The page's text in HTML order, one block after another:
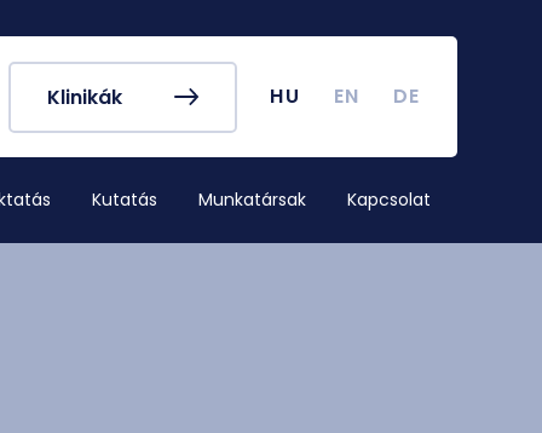
Klinikák HU EN DE
Kutatás Munkatársak Kapcsolat
Tanulmányi naptár